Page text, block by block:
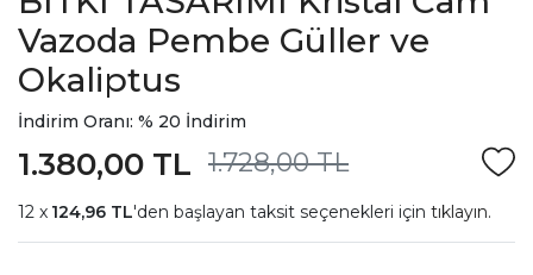
Vazoda Pembe Güller ve
Okaliptus
İndirim Oranı: % 20 İndirim
1.728,00 TL
1.380,00 TL
124,96 TL'den başlayan taksit seçenekleri için tıklayın.